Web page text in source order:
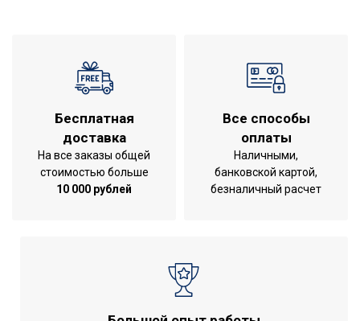
Бесплатная
доставка
На все заказы общей
стоимостью больше
10 000 рублей
Все способы
оплаты
Наличными,
банковской картой,
безналичный расчет